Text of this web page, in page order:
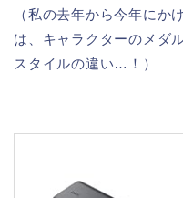
（私の去年から今年にか
は、キャラクターのメダ
スタイルの違い…！）